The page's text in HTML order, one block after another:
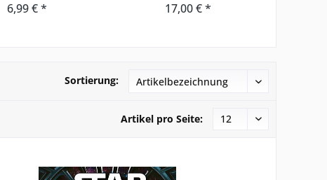
6,99 € * 17,00 € *
Sortierung:
Artikel pro Seite: